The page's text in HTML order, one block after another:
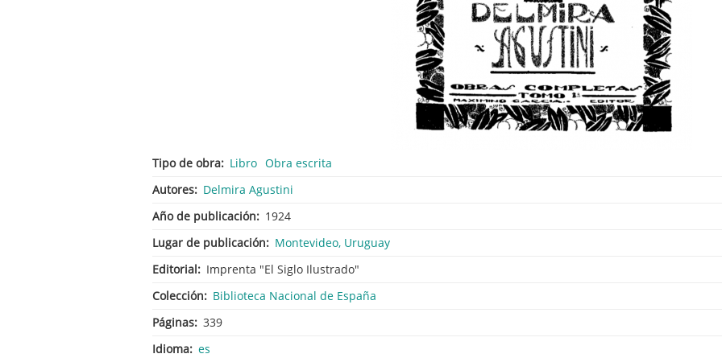
Tipo de obra Libro Obra escrita
Autores
Delmira Agustini
Año de publicación
1924
Lugar de publicación
Montevideo, Uruguay
Editorial
Imprenta "El Siglo Ilustrado"
Colección
Biblioteca Nacional de España
Páginas 339
Idioma es